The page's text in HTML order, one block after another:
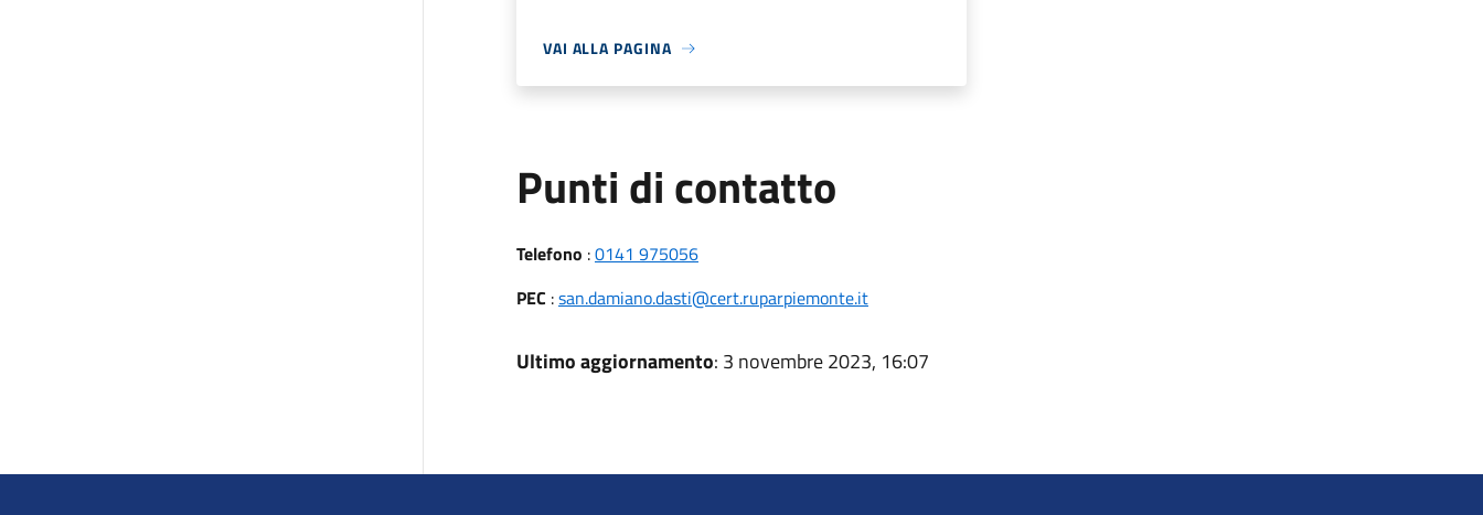
VAI ALLA PAGINA
Punti di contatto
Telefono :0141 975056
PEC :san.damiano.dasti@cert.ruparpiemonte.it
Ultimo aggiornamento: 3 novembre 2023, 16:07